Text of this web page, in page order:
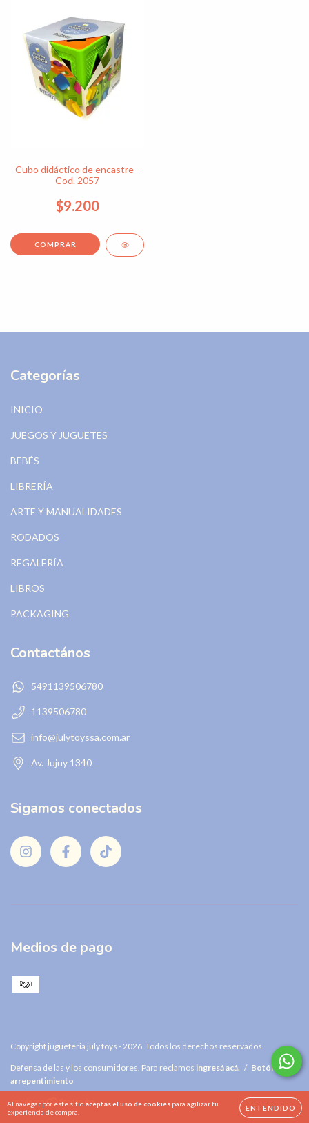
Al navegar por este sitio aceptás el uso de cookies para agilizar tu
experiencia de compra.
ENTENDIDO
Cubo didáctico de encastre -
Cod. 2057
$9.200
Categorías
INICIO
JUEGOS Y JUGUETES
BEBÉS
LIBRERÍA
ARTE Y MANUALIDADES
RODADOS
REGALERÍA
LIBROS
PACKAGING
Contactános
5491139506780
1139506780
info@julytoyssa.com.ar
Av. Jujuy 1340
Sigamos conectados
Medios de pago
Copyright jugueteria july toys - 2026. Todos los derechos reservados.
Defensa de las y los consumidores. Para reclamos ingresá acá. / Botón de
arrepentimiento